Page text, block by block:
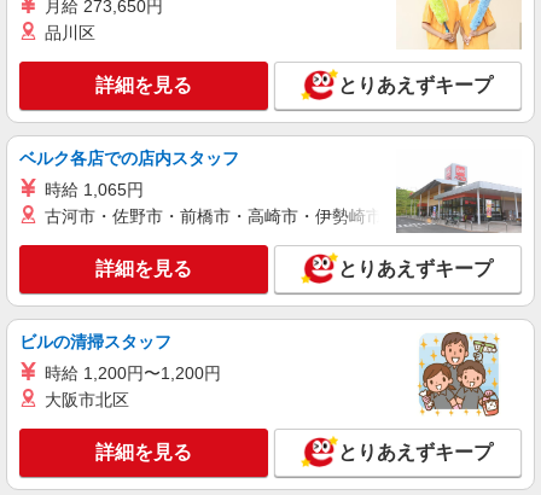
調理師【アルバイト・パート】
(試用期間2ヶ月) 残業が発生した場合、残業代を1
分単位で別途支給します。
ベネッセ大泉学園保育園 （東京都練馬区東大
泉1-17-3）
キープ
アルバイト パート
コンパスグループ・ジャパン株式会社 39188_p
調理師【アルバイト・パート】
時給1,600円以上 試用期間中 時給1,600円以上
分単位で別途支給します。
くらら中村橋 （東京都練馬区中村3-40-4 く
らら中村橋内）
キープ 詳細を見る
アルバイト パート
月給 273,650円
品川区
詳細を見る とりあえずキープ
ベルク各店での店内スタッフ
時給 1,065円
古河市・佐野市・前橋市・高崎市・伊勢崎市・太田市・館林市
詳細を見る とりあえずキープ
ビルの清掃スタッフ
時給 1,200円〜1,200円
大阪市北区
詳細を見る とりあえずキープ